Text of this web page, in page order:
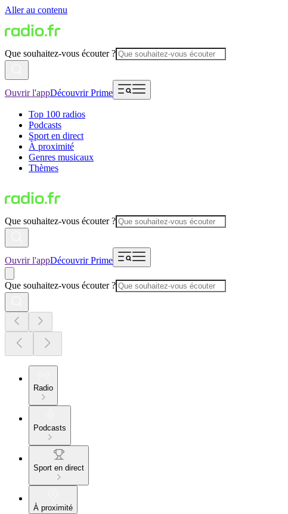
Aller au contenu
Que souhaitez-vous écouter ?
Ouvrir l'appDécouvrir Prime
Top 100 radios
Podcasts
Sport en direct
À proximité
Genres musicaux
Thèmes
Que souhaitez-vous écouter ?
Ouvrir l'appDécouvrir Prime
Que souhaitez-vous écouter ?
Radio
Podcasts
Sport en direct
À proximité